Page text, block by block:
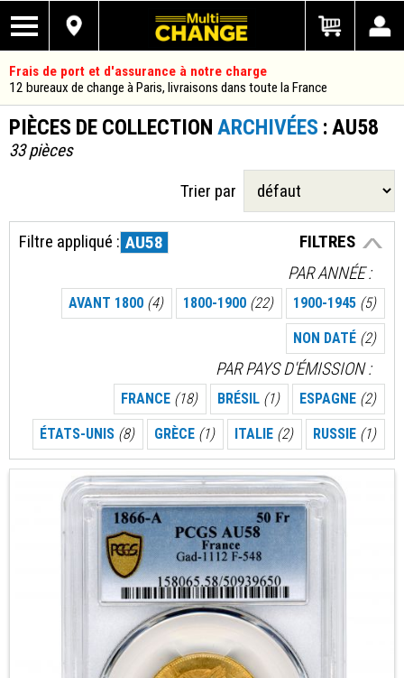
Frais de port et d'assurance à notre charge
12 bureaux de change à Paris, livraisons dans toute la France
PIÈCES DE COLLECTION ARCHIVÉES : AU58
33 pièces
Trier par
FILTRES
Filtre appliqué : AU58
PAR ANNÉE
AVANT 1800 (4) 1800-1900 (22) 1900-1945 (5)
NON DATÉ (2)
PAR PAYS D'ÉMISSION
FRANCE (18) BRÉSIL (1) ESPAGNE (2)
ÉTATS-UNIS (8) GRÈCE (1) ITALIE (2) RUSSIE (1)